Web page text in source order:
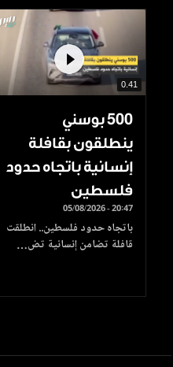
0.41
500 بوسني
ينطلقون بقافلة
إنسانية باتجاه حدود
فلسطين
05/08/2026 - 20:47
باتجاه حدود فلسطين.. انطلقت
قافلة تضامن إنسانية تض…